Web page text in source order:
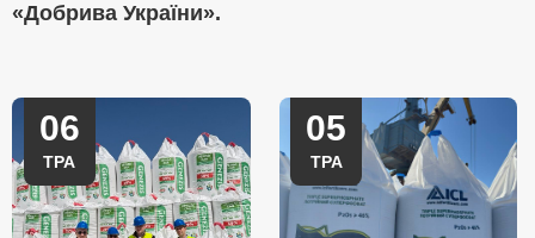
«Добрива України».
06
ТРА
05
ТРА